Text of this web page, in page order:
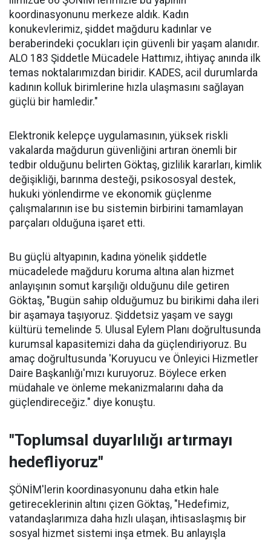
koordinasyonunu merkeze aldık. Kadın
konukevlerimiz, şiddet mağduru kadınlar ve
beraberindeki çocukları için güvenli bir yaşam alanıdır.
ALO 183 Şiddetle Mücadele Hattımız, ihtiyaç anında ilk
temas noktalarımızdan biridir. KADES, acil durumlarda
kadının kolluk birimlerine hızla ulaşmasını sağlayan
güçlü bir hamledir."
Elektronik kelepçe uygulamasının, yüksek riskli
vakalarda mağdurun güvenliğini artıran önemli bir
tedbir olduğunu belirten Göktaş, gizlilik kararları, kimlik
değişikliği, barınma desteği, psikososyal destek,
hukuki yönlendirme ve ekonomik güçlenme
çalışmalarının ise bu sistemin birbirini tamamlayan
parçaları olduğuna işaret etti.
Bu güçlü altyapının, kadına yönelik şiddetle
mücadelede mağduru koruma altına alan hizmet
anlayışının somut karşılığı olduğunu dile getiren
Göktaş, "Bugün sahip olduğumuz bu birikimi daha ileri
bir aşamaya taşıyoruz. Şiddetsiz yaşam ve saygı
kültürü temelinde 5. Ulusal Eylem Planı doğrultusunda
kurumsal kapasitemizi daha da güçlendiriyoruz. Bu
amaç doğrultusunda 'Koruyucu ve Önleyici Hizmetler
Daire Başkanlığı'mızı kuruyoruz. Böylece erken
müdahale ve önleme mekanizmalarını daha da
güçlendireceğiz." diye konuştu.
"Toplumsal duyarlılığı artırmayı
hedefliyoruz"
ŞÖNİM'lerin koordinasyonunu daha etkin hale
getireceklerinin altını çizen Göktaş, "Hedefimiz,
vatandaşlarımıza daha hızlı ulaşan, ihtisaslaşmış bir
sosyal hizmet sistemi inşa etmek. Bu anlayışla